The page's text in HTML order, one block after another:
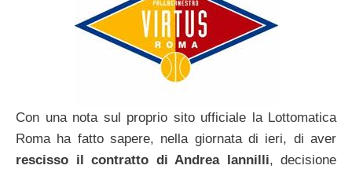
Con una nota sul proprio sito ufficiale la Lottomatica
Roma ha fatto sapere, nella giornata di ieri, di aver
rescisso il contratto di Andrea Iannilli, decisione